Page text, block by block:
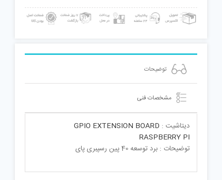
توضیحات
مشخصات فنی
دیتاشیت : GPIO EXTENSION BOARD
RASPBERRY PI
توضیحات : برد توسعه 40 پین رسپبری پای